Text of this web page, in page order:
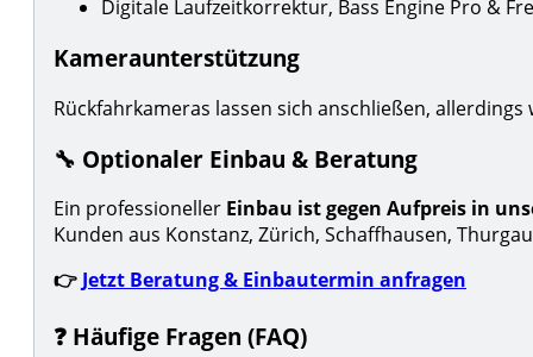
Digitale Laufzeitkorrektur, Bass Engine Pro &
Kameraunterstützung
Rückfahrkameras lassen sich anschließen,
🔧 Optionaler Einbau & Beratung
Ein professioneller Einbau ist gegen Aufpreis in
Kunden aus Konstanz, Zürich, Schaffhausen,
👉 Jetzt Beratung & Einbautermin anfragen
❓ Häufige Fragen (FAQ)